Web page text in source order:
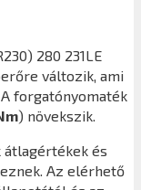
280 231LE
változik, ami
forgatónyomaték
) növekszik.
átlagértékek és
Az elérhető